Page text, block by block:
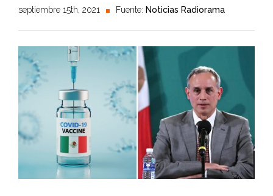
septiembre 15th, 2021 Fuente: Noticias Radiorama